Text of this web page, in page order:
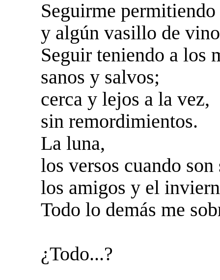
Seguirme
y algún vasillo de
Seguir teniendo a los
sanos y salvos;
cerca y lejos a la vez,
sin remordimientos.
La luna,
los versos cuando son
los amigos y el
Todo lo demás me
¿Todo...?